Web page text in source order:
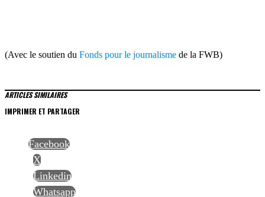
(Avec le soutien du Fonds pour le journalisme de la FWB)
ARTICLES SIMILAIRES
IMPRIMER ET PARTAGER
Facebook
X
Linkedin
Whatsapp